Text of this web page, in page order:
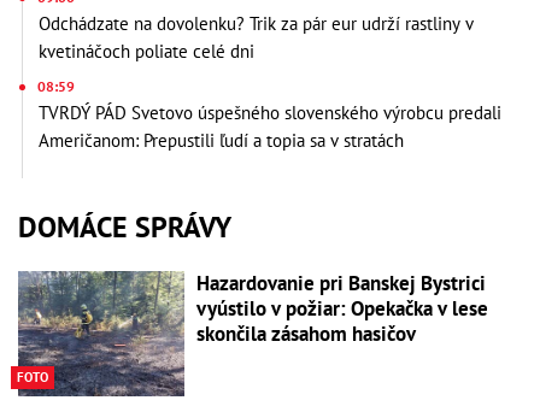
Odchádzate na dovolenku? Trik za pár eur udrží rastliny v
kvetináčoch poliate celé dni
08:59
TVRDÝ PÁD Svetovo úspešného slovenského výrobcu predali
Američanom: Prepustili ľudí a topia sa v stratách
DOMÁCE SPRÁVY
FOTO
Hazardovanie pri Banskej Bystrici
vyústilo v požiar: Opekačka v lese
skončila zásahom hasičov